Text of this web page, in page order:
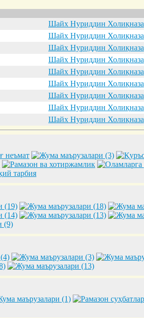
Шайх Нуриддин
Шайх Нуриддин
Шайх Нуриддин
Шайх Нуриддин
Шайх Нуриддин
Шайх Нуриддин
Шайх Нуриддин
Шайх Нуриддин
Шайх Нуриддин